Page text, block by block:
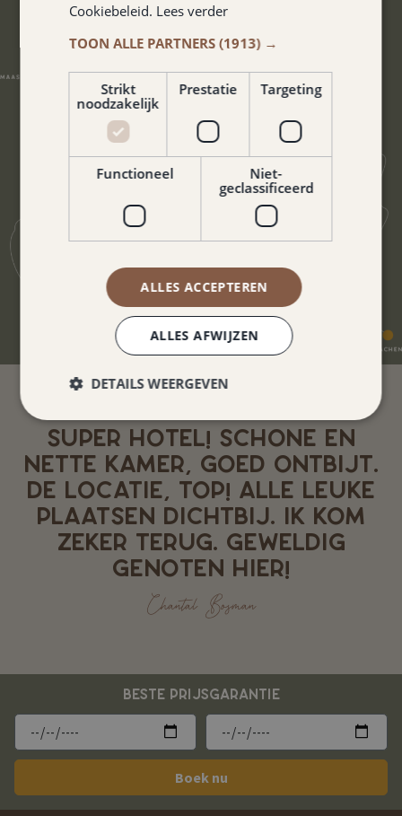
SUPER HOTEL! SCHONE EN
NETTE KAMER, GOED ONTBIJT.
DE LOCATIE, TOP! ALLE LEUKE
PLAATSEN DICHTBIJ. IK KOM
ZEKER TERUG. GEWELDIG
GENOTEN HIER!
Chantal Bosman
BESTE PRIJSGARANTIE
Boek nu
Cookiebeleid. Lees verder
TOON ALLE PARTNERS (1913) →
Strikt
noodzakelijk
Prestatie Targeting
Functioneel
Niet-
geclassificeerd
ALLES ACCEPTEREN
ALLES AFWIJZEN
DETAILS WEERGEVEN